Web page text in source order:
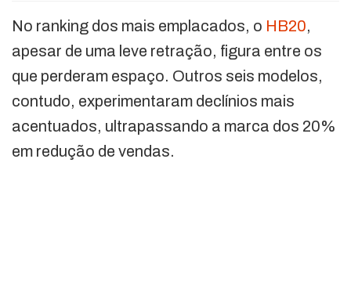
No ranking dos mais emplacados, o HB20,
apesar de uma leve retração, figura entre os
que perderam espaço. Outros seis modelos,
contudo, experimentaram declínios mais
acentuados, ultrapassando a marca dos 20%
em redução de vendas.